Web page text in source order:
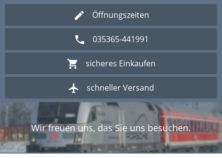
Öffnungszeiten
035365-441991
sicheres Einkaufen
schneller Versand
Wir freuen uns, das Sie uns besuchen.
Herzlich Willkommen im Onlineshop
Modellbahn - Eck Kloppe.
Wir freuen uns, das Sie uns besuchen.
Herzlich Willkommen im Onlineshop
Modellbahn - Eck Kloppe.